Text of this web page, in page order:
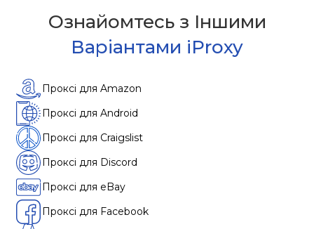
Проксі маскує вашу справжню IP, забезпечуючи
конфіденційність і безпеку ваших дій в Інтернеті.
Ознайомтесь з Iншими
Варіантами iProxy
Проксі для Amazon
Проксі для Android
Проксі для Craigslist
Проксі для Discord
Проксі для eBay
Проксі для Facebook